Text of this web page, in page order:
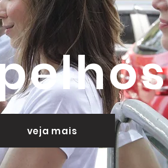
veja mais